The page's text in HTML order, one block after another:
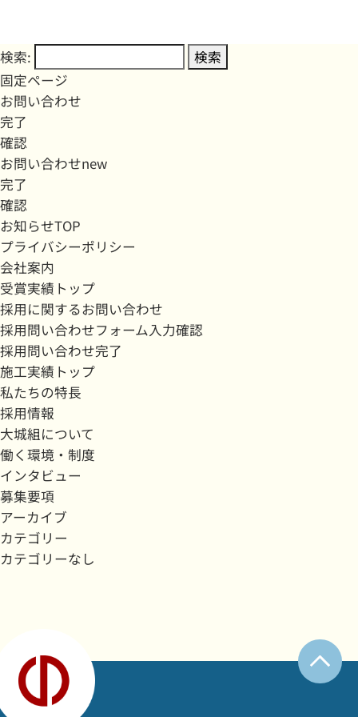
検索:
固定ページ
お問い合わせ
完了
確認
お問い合わせnew
完了
確認
お知らせTOP
プライバシーポリシー
会社案内
受賞実績トップ
採用に関するお問い合わせ
採用問い合わせフォーム入力確認
採用問い合わせ完了
施工実績トップ
私たちの特長
採用情報
大城組について
働く環境・制度
インタビュー
募集要項
アーカイブ
カテゴリー
カテゴリーなし